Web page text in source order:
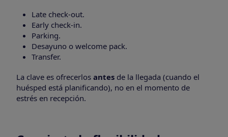
Late check-out.
Early check-in.
Parking.
Desayuno o welcome pack.
Transfer.
La clave es ofrecerlos antes de la llegada (cuando el
huésped está planificando), no en el momento de
estrés en recepción.